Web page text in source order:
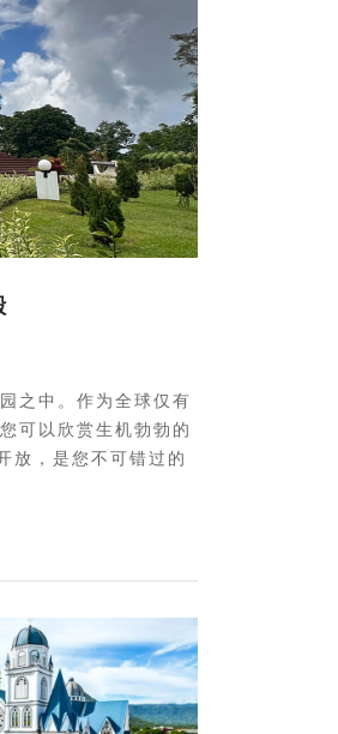
之中。作为全球仅有
可以欣赏生机勃勃的
放，是您不可错过的